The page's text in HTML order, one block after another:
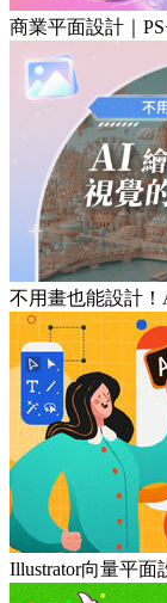
商業平面設計｜
不用畫也能設計
Illustrator向量平面